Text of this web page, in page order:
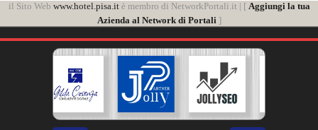
il Sito Web www.hotel.pisa.itè membro di NetworkPortali.it | [ Aggiungi la tua
Azienda al Network di Portali]